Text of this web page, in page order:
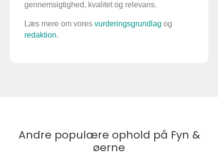
gennemsigtighed, kvalitet og relevans.
Læs mere om vores vurderingsgrundlag og
redaktion.
Andre populære ophold på Fyn &
øerne